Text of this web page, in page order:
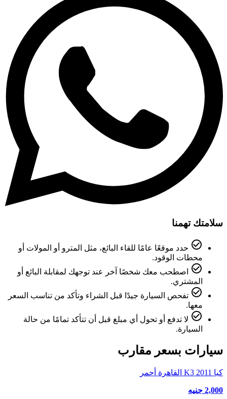
سلامتك تهمنا
check_circle_outline حدد موقعًا عامًا للقاء البائع، مثل المترو أو المولات أو
محطات الوقود.
check_circle_outline
اصطحب معك شخصًا آخر عند توجهك لمقابلة البائع أو
المشتري.
check_circle_outline تفحص السيارة جيدًا قبل الشراء وتأكد من تناسب السعر
معها.
check_circle_outline لا تدفع أو تحول أي مبلغ قبل أن تتأكد تمامًا من حالة
السيارة.
سيارات بسعر مقارب
كيا K3 2011 القاهرة أحمر
2,000 جنيه